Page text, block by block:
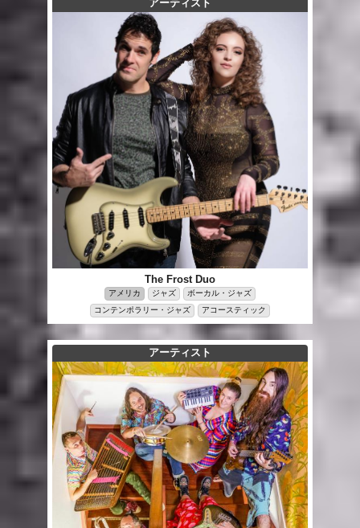
アーティスト
The Frost Duo
アメリカ ジャズ
ボーカル・ジャズ
コンテンポラリー・ジャズ
アコースティック
アーティスト